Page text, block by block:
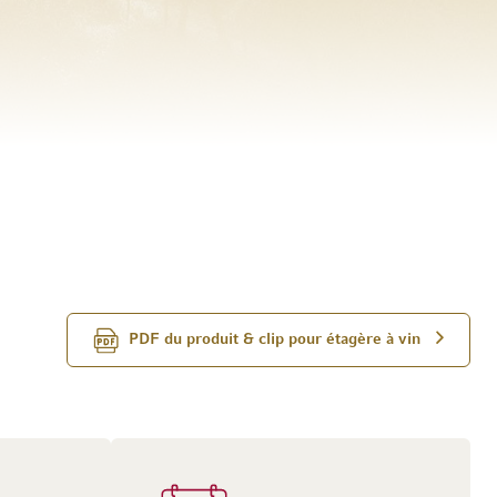
PDF du produit & clip pour étagère à vin